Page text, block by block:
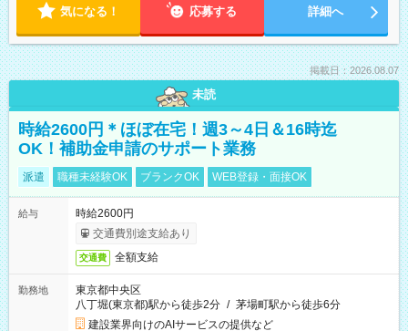
気になる！ 応募する 詳細へ
掲載日：2026.08.07
未読
時給2600円＊ほぼ在宅！週3～4日＆16時迄
OK！補助金申請のサポート業務
派遣 職種未経験OK ブランクOK WEB登録・面接OK
給与
時給2600円
交通費別途支給あり
交通費 全額支給
勤務地
東京都中央区
八丁堀(東京都)駅から徒歩2分 / 茅場町駅から徒歩6分
建設業界向けのAIサービスの提供など